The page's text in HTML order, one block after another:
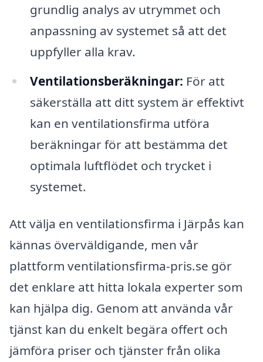
grundlig analys av utrymmet och
anpassning av systemet så att det
uppfyller alla krav.
Ventilationsberäkningar: För att
säkerställa att ditt system är effektivt
kan en ventilationsfirma utföra
beräkningar för att bestämma det
optimala luftflödet och trycket i
systemet.
Att välja en ventilationsfirma i Järpås kan
kännas överväldigande, men vår
plattform ventilationsfirma-pris.se gör
det enklare att hitta lokala experter som
kan hjälpa dig. Genom att använda vår
tjänst kan du enkelt begära offert och
jämföra priser och tjänster från olika